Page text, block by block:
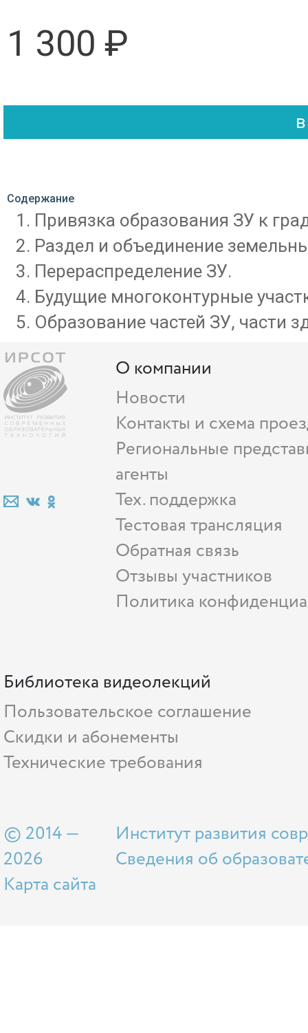
1 300 ₽
Содержание
Привязка образования ЗУ к
Раздел и объединение
Перераспределение ЗУ.
Будущие многоконтурные
Образование частей ЗУ, части
О компании
Новости
Контакты и схема
Региональные
агенты
Тех. поддержка
Тестовая трансляция
Обратная связь
Отзывы участников
Политика
Библиотека видеолекций
Пользовательское соглашение
Скидки и абонементы
Технические требования
© 2014 —
2026
Карта сайта
Институт развития
Сведения об